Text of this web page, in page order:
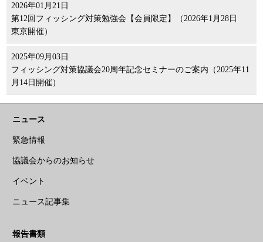
2026年01月21日
第12回フィッシング対策勉強会【会員限定】（2026年1月28日
東京開催）
2025年09月03日
フィッシング対策協議会20周年記念セミナーのご案内（2025年11
月14日開催）
ニュース
緊急情報
協議会からのお知らせ
イベント
ニュース記事集
報告書類